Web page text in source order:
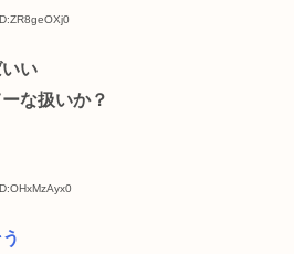
ID:ZR8geOXj0
い
な扱いか？
ID:OHxMzAyx0